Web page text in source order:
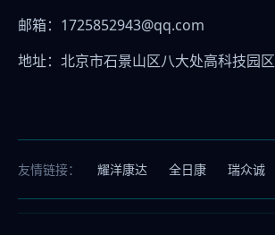
邮箱：1725852943@qq.com
地址：北京市石景山区八大处高科技园区
友情链接： 耀洋康达 全日康 瑞众诚